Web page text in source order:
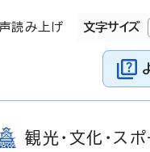
読み上げ 文字サイズ
観光・文化・ス